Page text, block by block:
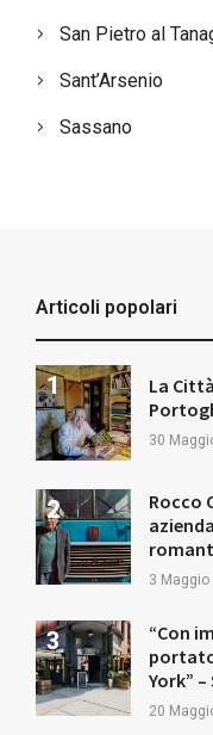
San Pietro al
Sant’Arsenio
Sassano
Articoli popolari
La
30
Rocco
3 Maggio
“Con
York”
20